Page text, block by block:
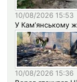
10/08/2026 15:53
У Кам’янському
10/08/2026 15:36